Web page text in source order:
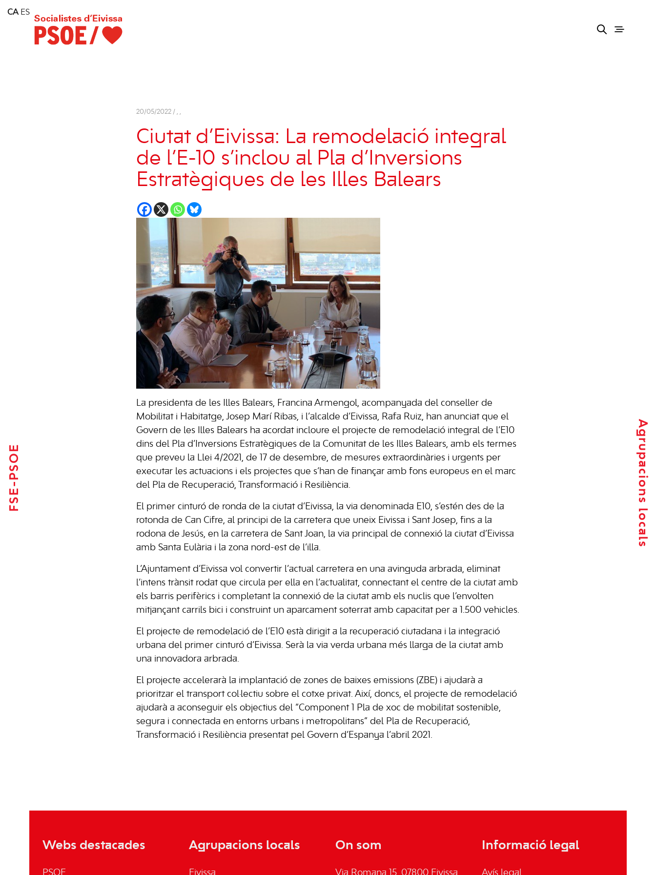
Consell Insular d'Eivissa
Services
FSE-PSOE Agrupacions locals
20/05/2022 / , ,
Ciutat d’Eivissa: La remodelació integral
de l’E-10 s’inclou al Pla d’Inversions
Estratègiques de les Illes Balears
La presidenta de les Illes Balears, Francina Armengol, acompanyada del conseller de
Mobilitat i Habitatge, Josep Marí Ribas, i l’alcalde d’Eivissa, Rafa Ruiz, han anunciat que el
Govern de les Illes Balears ha acordat incloure el projecte de remodelació integral de l’E10
dins del Pla d’Inversions Estratègiques de la Comunitat de les Illes Balears, amb els termes
que preveu la Llei 4/2021, de 17 de desembre, de mesures extraordinàries i urgents per
executar les actuacions i els projectes que s’han de finançar amb fons europeus en el marc
del Pla de Recuperació, Transformació i Resiliència.
El primer cinturó de ronda de la ciutat d’Eivissa, la via denominada E10, s’estén des de la
rotonda de Can Cifre, al principi de la carretera que uneix Eivissa i Sant Josep, fins a la
rodona de Jesús, en la carretera de Sant Joan, la via principal de connexió la ciutat d’Eivissa
amb Santa Eulària i la zona nord-est de l’illa.
L’Ajuntament d’Eivissa vol convertir l’actual carretera en una avinguda arbrada, eliminat
l’intens trànsit rodat que circula per ella en l’actualitat, connectant el centre de la ciutat amb
els barris perifèrics i completant la connexió de la ciutat amb els nuclis que l’envolten
mitjançant carrils bici i construint un aparcament soterrat amb capacitat per a 1.500 vehicles.
El projecte de remodelació de l’E10 està dirigit a la recuperació ciutadana i la integració
urbana del primer cinturó d’Eivissa. Serà la via verda urbana més llarga de la ciutat amb
una innovadora arbrada.
El projecte accelerarà la implantació de zones de baixes emissions (ZBE) i ajudarà a
prioritzar el transport col·lectiu sobre el cotxe privat. Així, doncs, el projecte de remodelació
ajudarà a aconseguir els objectius del “Component 1 Pla de xoc de mobilitat sostenible,
segura i connectada en entorns urbans i metropolitans” del Pla de Recuperació,
Transformació i Resiliència presentat pel Govern d’Espanya l’abril 2021.
Webs destacades
PSOE
Agrupacions locals
Eivissa
On som
Via Romana 15, 07800 Eivissa
Informació legal
Avís legal
CA ES